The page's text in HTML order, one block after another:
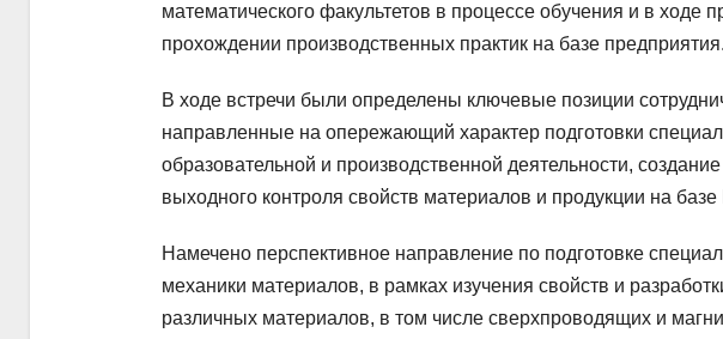
математического факультетов в процессе обучения и в ходе
прохождении производственных практик на базе предприятия.
В ходе встречи были определены ключевые позиции
направленные на опережающий характер подготовки
образовательной и производственной деятельности,
выходного контроля свойств материалов и продукции на базе
Намечено перспективное направление по подготовке
механики материалов, в рамках изучения свойств и
различных материалов, в том числе сверхпроводящих и